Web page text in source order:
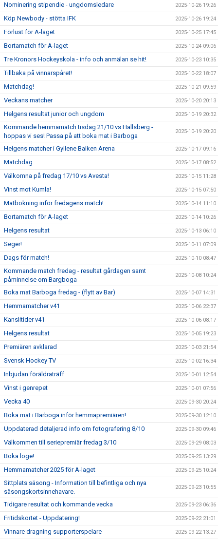
Nominering stipendie - ungdomsledare 2025-10-26 19:26
Köp Newbody - stötta IFK 2025-10-26 19:24
Förlust för A-laget 2025-10-25 17:45
Bortamatch för A-laget 2025-10-24 09:06
Tre Kronors Hockeyskola - info och anmälan se hit! 2025-10-23 10:35
Tillbaka på vinnarspåret! 2025-10-22 18:07
Matchdag! 2025-10-21 09:59
Veckans matcher 2025-10-20 20:13
Helgens resultat junior och ungdom 2025-10-19 20:32
Kommande hemmamatch tisdag 21/10 vs Hallsberg -
hoppas vi ses! Passa på att boka mat i Barboga
2025-10-19 20:20
Helgens matcher i Gyllene Balken Arena 2025-10-17 09:16
Matchdag 2025-10-17 08:52
Välkomna på fredag 17/10 vs Avesta! 2025-10-15 11:28
Vinst mot Kumla! 2025-10-15 07:50
Matbokning inför fredagens match! 2025-10-14 11:10
Bortamatch för A-laget 2025-10-14 10:26
Helgens resultat 2025-10-13 06:10
Seger! 2025-10-11 07:09
Dags för match! 2025-10-10 08:47
Kommande match fredag - resultat gårdagen samt
påminnelse om Bargboga
2025-10-08 10:24
Boka mat Barboga fredag - (flytt av Bar) 2025-10-07 14:31
Hemmamatcher v41 2025-10-06 22:37
Kanslitider v41 2025-10-06 08:17
Helgens resultat 2025-10-05 19:23
Premiären avklarad 2025-10-03 21:54
Svensk Hockey TV 2025-10-02 16:34
Inbjudan föräldraträff 2025-10-01 12:54
Vinst i genrepet 2025-10-01 07:56
Vecka 40 2025-09-30 20:24
Boka mat i Barboga inför hemmapremiären! 2025-09-30 12:10
Uppdaterad detaljerad info om fotografering 8/10 2025-09-30 09:46
Välkommen till seriepremiär fredag 3/10 2025-09-29 08:03
Boka loge! 2025-09-25 13:29
Hemmamatcher 2025 för A-laget 2025-09-25 10:24
Sittplats säsong - Information till befintliga och nya
säsongskortsinnehavare.
2025-09-23 10:55
Tidigare resultat och kommande vecka 2025-09-23 06:36
Fritidskortet - Uppdatering! 2025-09-22 21:01
Vinnare dragning supporterspelare 2025-09-22 13:27